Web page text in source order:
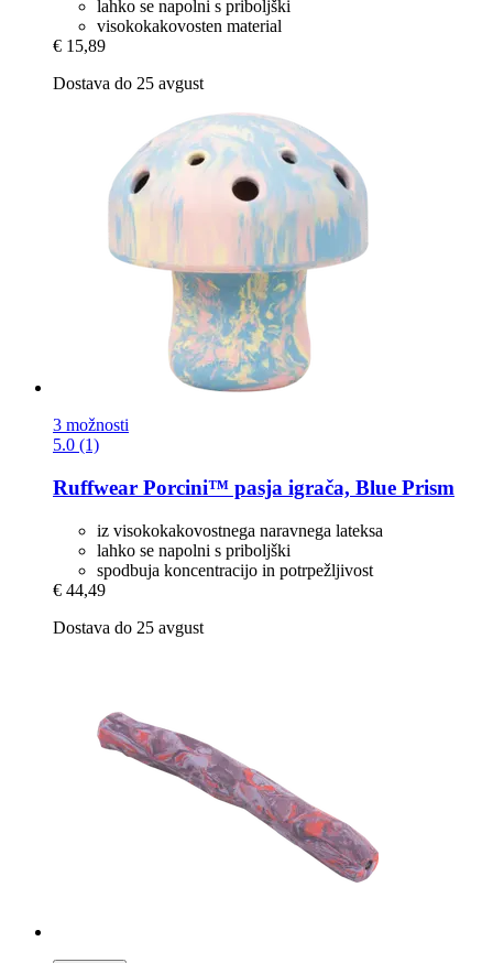
lahko se napolni s priboljški
visokokakovosten material
€ 15,89
Dostava do 25 avgust
3 možnosti
5.0 (1)
Ruffwear Porcini™ pasja igrača, Blue Prism
iz visokokakovostnega naravnega lateksa
lahko se napolni s priboljški
spodbuja koncentracijo in potrpežljivost
€ 44,49
Dostava do 25 avgust